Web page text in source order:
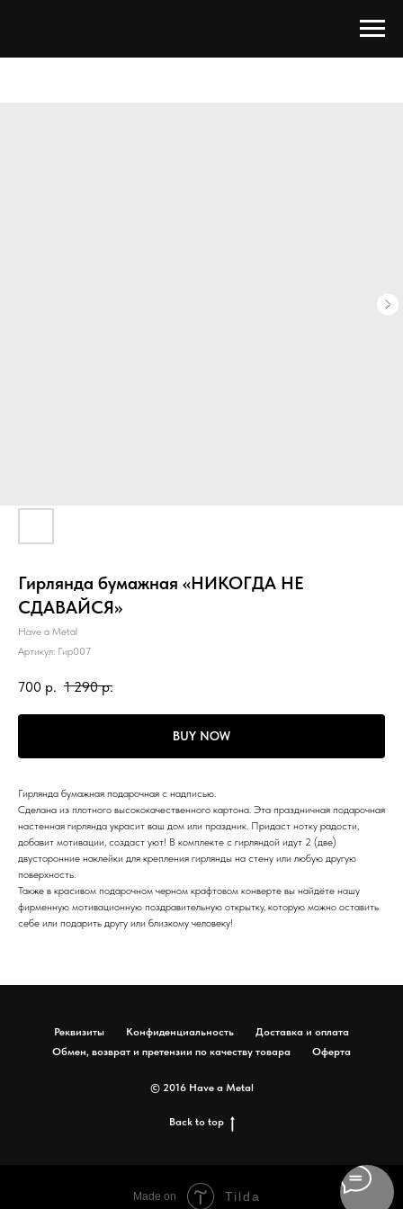
Гирлянда бумажная «НИКОГДА НЕ
СДАВАЙСЯ»
Have a Metal
Артикул: Гир007
700 р. 1 290 р.
BUY NOW
Гирлянда бумажная подарочная с надписью.
Сделана из плотного высококачественного картона. Эта праздничная подарочная
настенная гирлянда украсит ваш дом или праздник. Придаст нотку радости,
добавит мотивации, создаст уют! В комплекте с гирляндой идут 2 (две)
двусторонние наклейки для крепления гирлянды на стену или любую другую
поверхность.
Также в красивом подарочном черном крафтовом конверте вы найдёте нашу
фирменную мотивационную поздравительную открытку, которую можно оставить
себе или подарить другу или близкому человеку!
Реквизиты Конфиденциальность
Доставка и оплата
Обмен, возврат и претензии по качеству товара
Оферта
© 2016 Have a Metal
Back to top
Made on Tilda